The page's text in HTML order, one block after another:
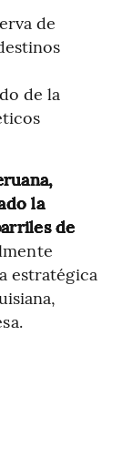
de
de la
la
de
estratégica